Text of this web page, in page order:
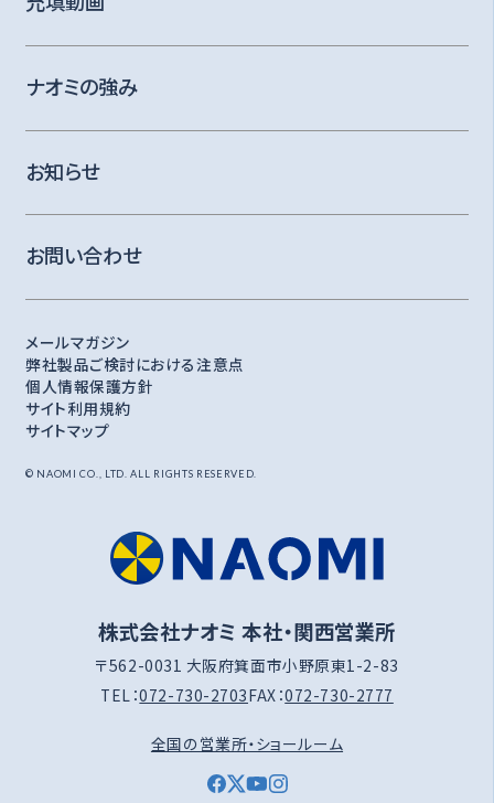
ナオミの強み
お知らせ
お問い合わせ
メールマガジン
弊社製品ご検討における注意点
個人情報保護方針
サイト利用規約
サイトマップ
© NAOMI CO., LTD. ALL RIGHTS RESERVED.
株式会社ナオミ 本社・関西営業所
〒562-0031 大阪府箕面市小野原東1-2-83
TEL：072-730-2703FAX：072-730-2777
全国の営業所・ショールーム